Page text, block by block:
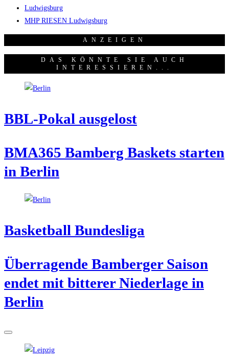
Ludwigsburg
MHP RIESEN Ludwigsburg
ANZEI­GEN
DAS KÖNNTE SIE AUCH
INTERESSIEREN...
BBL-Pokal aus­ge­lost
BMA365 Bam­berg Bas­kets star­ten
in Berlin
Bas­ket­ball Bundesliga
Über­ra­gen­de Bam­ber­ger Sai­son
endet mit bit­te­rer Nie­der­la­ge in
Berlin